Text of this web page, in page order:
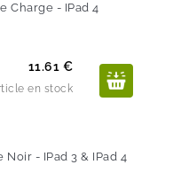
Charge - IPad 4
Prix
11.61 €
en stock
Noir - IPad 3 & IPad 4